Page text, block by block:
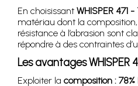
En choisissant WHISPER 471
matériau dont la
résistance à l’abrasion sont
répondre à des contraintes
Les avantages WHISPER
Exploiter la composition :